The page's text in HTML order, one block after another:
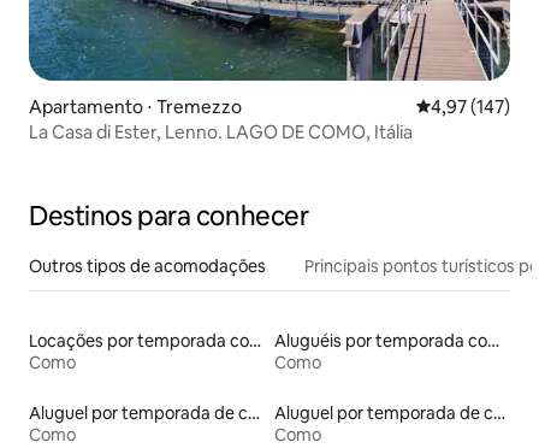
Apartamento ⋅ Tremezzo 4,97 de uma
4,97 (147)
La Casa di Ester, Lenno. LAGO DE COMO, Itália
Destinos para conhecer
Outros tipos de acomodações Principais pontos turísticos
Locações por temporada com piscina
Como
Aluguéis por temporada com suítes privativas
Como
Aluguel por temporada de casas de veraneio
Como
Aluguel por temporada de casas de hóspedes
Como